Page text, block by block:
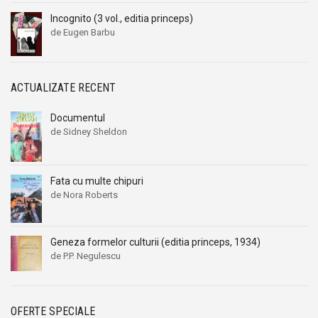
Alexandru Madgearu
Alexandru Mitru
Alexandru Vianu
Alexandru Vulpe
Alexei Tolstoi
Alfred Harlaoanu
Alice Hoffman
Alison Tyler
Alison York
Allan Kardek
Alexandru Madgearu
Alexandru Mitru
Alexandru Vianu
Alexandru Vulpe
Alexei Tolstoi
Alfred Harlaoanu
Alice Hoffman
Alison Tyler
Alison York
Allan Kardek
Incognito (3 vol., editia princeps)
de Eugen Barbu
ACTUALIZATE RECENT
Documentul
de Sidney Sheldon
Fata cu multe chipuri
de Nora Roberts
Geneza formelor culturii (editia princeps, 1934)
de P.P. Negulescu
OFERTE SPECIALE